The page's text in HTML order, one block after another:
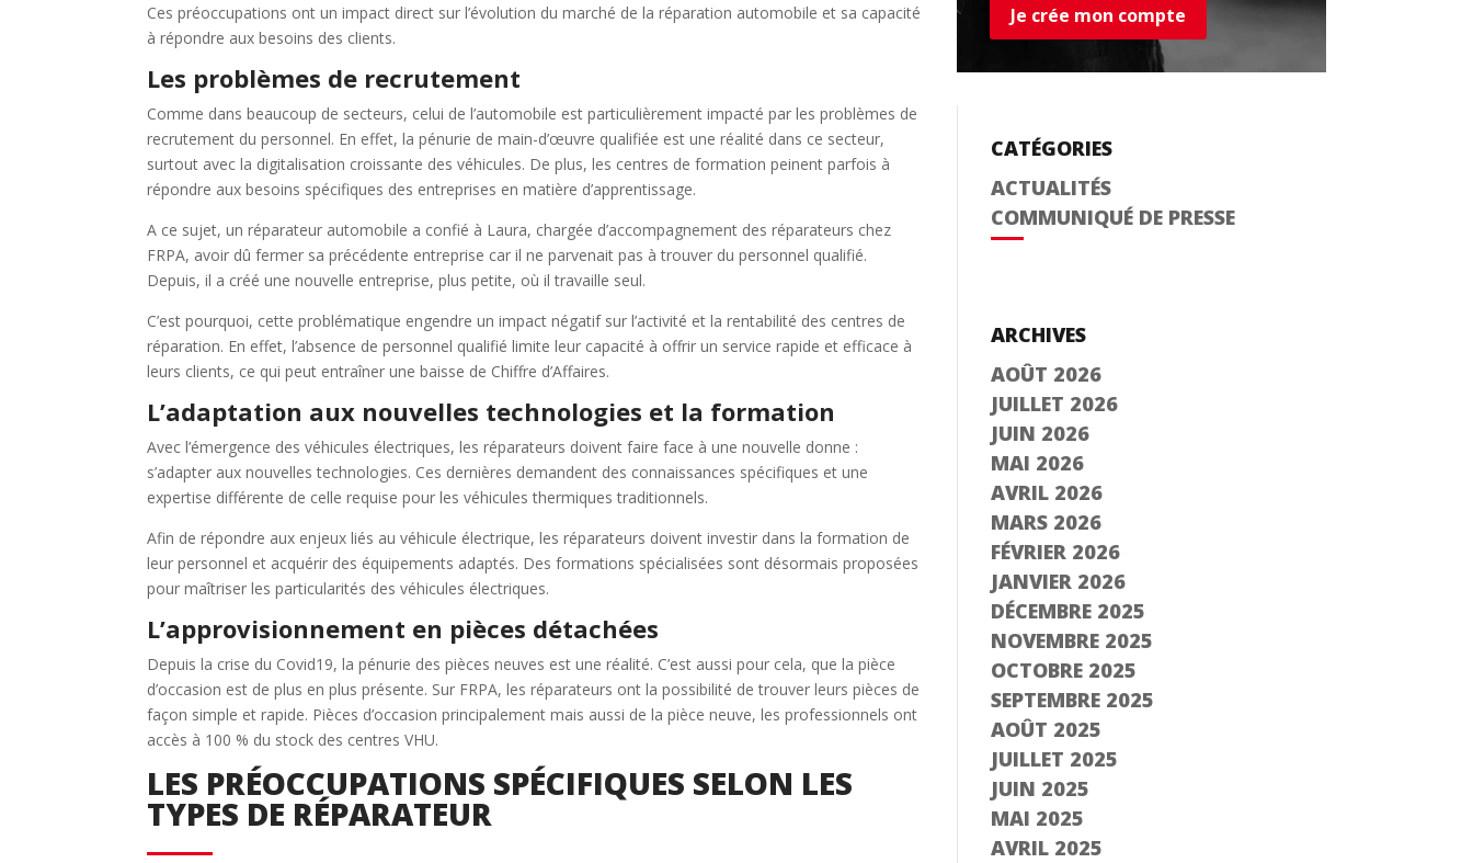
Ces préoccupations ont un impact direct sur l’évolution du marché de la réparation automobile et sa capacité
à répondre aux besoins des clients.
Les problèmes de recrutement
Comme dans beaucoup de secteurs, celui de l’automobile est particulièrement impacté par les problèmes de
recrutement du personnel. En effet, la pénurie de main-d’œuvre qualifiée est une réalité dans ce secteur,
surtout avec la digitalisation croissante des véhicules. De plus, les centres de formation peinent parfois à
répondre aux besoins spécifiques des entreprises en matière d’apprentissage.
A ce sujet, un réparateur automobile a confié à Laura, chargée d’accompagnement des réparateurs chez
FRPA, avoir dû fermer sa précédente entreprise car il ne parvenait pas à trouver du personnel qualifié.
Depuis, il a créé une nouvelle entreprise, plus petite, où il travaille seul.
C’est pourquoi, cette problématique engendre un impact négatif sur l’activité et la rentabilité des centres de
réparation. En effet, l’absence de personnel qualifié limite leur capacité à offrir un service rapide et efficace à
leurs clients, ce qui peut entraîner une baisse de Chiffre d’Affaires.
L’adaptation aux nouvelles technologies et la formation
Avec l’émergence des véhicules électriques, les réparateurs doivent faire face à une nouvelle donne :
s’adapter aux nouvelles technologies. Ces dernières demandent des connaissances spécifiques et une
expertise différente de celle requise pour les véhicules thermiques traditionnels.
Afin de répondre aux enjeux liés au véhicule électrique, les réparateurs doivent investir dans la formation de
leur personnel et acquérir des équipements adaptés. Des formations spécialisées sont désormais proposées
pour maîtriser les particularités des véhicules électriques.
L’approvisionnement en pièces détachées
Depuis la crise du Covid19, la pénurie des pièces neuves est une réalité. C’est aussi pour cela, que la pièce
d’occasion est de plus en plus présente. Sur FRPA, les réparateurs ont la possibilité de trouver leurs pièces de
façon simple et rapide. Pièces d’occasion principalement mais aussi de la pièce neuve, les professionnels ont
accès à 100 % du stock des centres VHU.
LES PRÉOCCUPATIONS SPÉCIFIQUES SELON LES
TYPES DE RÉPARATEUR
Je crée mon compte
CATÉGORIES
ACTUALITÉS
COMMUNIQUÉ DE PRESSE
ARCHIVES
AOÛT 2026
JUILLET 2026
JUIN 2026
MAI 2026
AVRIL 2026
MARS 2026
FÉVRIER 2026
JANVIER 2026
DÉCEMBRE 2025
NOVEMBRE 2025
OCTOBRE 2025
SEPTEMBRE 2025
AOÛT 2025
JUILLET 2025
JUIN 2025
MAI 2025
AVRIL 2025